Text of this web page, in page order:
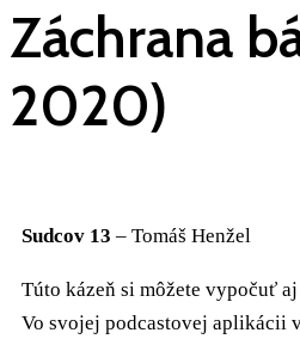
Záchrana
2020)
Sudcov 13 – Tomáš Henžel
Túto kázeň si môžete vypočuť
Vo svojej podcastovej aplikácii